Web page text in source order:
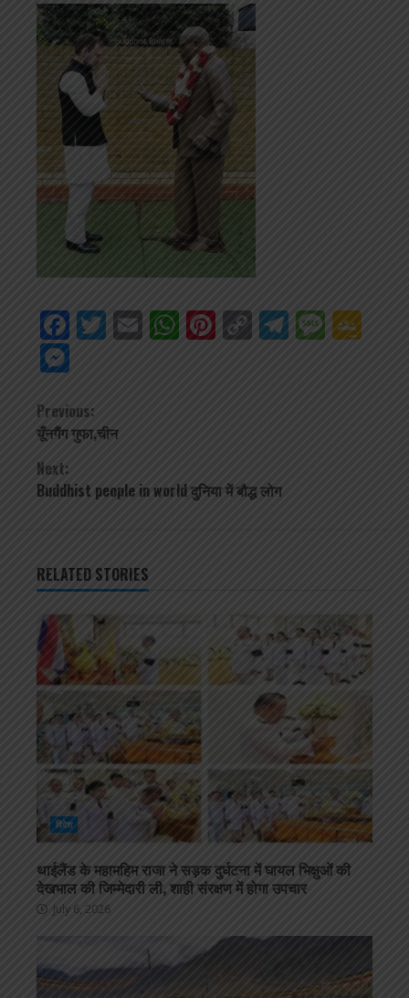
Facebook
Twitter
EmailWhatsApp
Pinterest
Copy
Continue
Reading
Previous:
यूँनगैंग गुफा,चीन
Next:
Buddhist people in world दुनिया में बौद्ध लोग
RELATED STORIES
विदेश
थाईलैंड के महामहिम राजा ने सड़क दुर्घटना में घायल भिक्षुओं की
देखभाल की जिम्मेदारी ली, शाही संरक्षण में होगा उपचार
July 6, 2026